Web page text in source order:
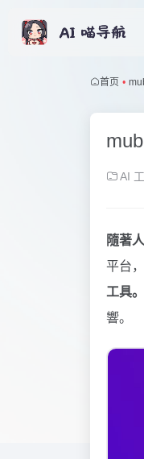
首页 •
AI
隨著
平台，
工具。
響。